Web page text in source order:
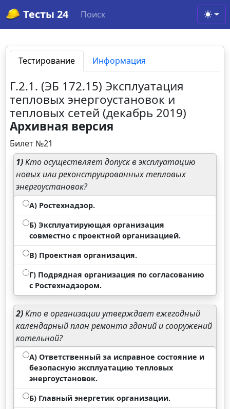
Тесты 24 Поиск
Тестирование Информация
Г.2.1. (ЭБ 172.15) Эксплуатация
тепловых энергоустановок и
тепловых сетей (декабрь 2019)
Архивная версия
Билет №21
1)Кто осуществляет допуск в эксплуатацию
новых или реконструированных тепловых
энергоустановок?
А) Ростехнадзор.
Б) Эксплуатирующая организация
совместно с проектной организацией.
В) Проектная организация.
Г) Подрядная организация по согласованию
с Ростехнадзором.
2)Кто в организации утверждает ежегодный
календарный план ремонта зданий и сооружений
котельной?
А) Ответственный за исправное состояние и
безопасную эксплуатацию тепловых
энергоустановок.
Б) Главный энергетик организации.